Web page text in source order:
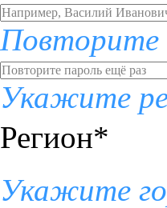
Повторите
Укажите
Регион*
Укажите